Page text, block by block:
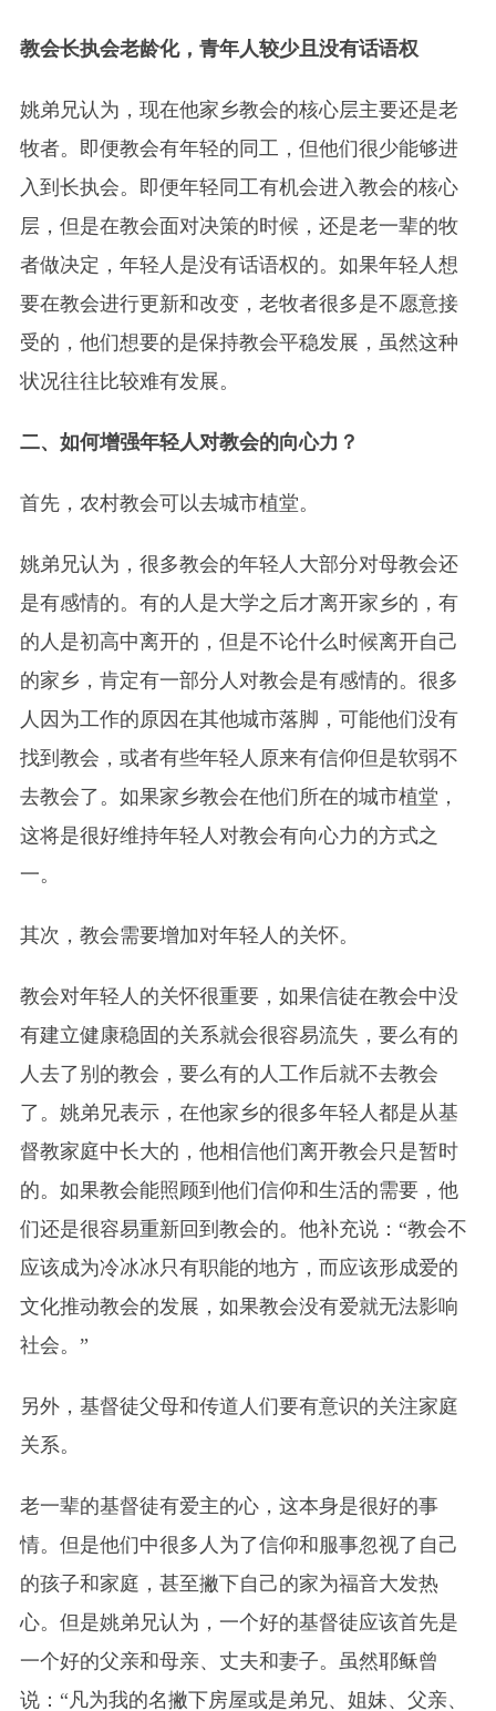
教会长执会老龄化，青年人较少且没有话语权
姚弟兄认为，现在他家乡教会的核心层主要还是老
牧者。即便教会有年轻的同工，但他们很少能够进
入到长执会。即便年轻同工有机会进入教会的核心
层，但是在教会面对决策的时候，还是老一辈的牧
者做决定，年轻人是没有话语权的。如果年轻人想
要在教会进行更新和改变，老牧者很多是不愿意接
受的，他们想要的是保持教会平稳发展，虽然这种
状况往往比较难有发展。
二、如何增强年轻人对教会的向心力？
首先，农村教会可以去城市植堂。
姚弟兄认为，很多教会的年轻人大部分对母教会还
是有感情的。有的人是大学之后才离开家乡的，有
的人是初高中离开的，但是不论什么时候离开自己
的家乡，肯定有一部分人对教会是有感情的。很多
人因为工作的原因在其他城市落脚，可能他们没有
找到教会，或者有些年轻人原来有信仰但是软弱不
去教会了。如果家乡教会在他们所在的城市植堂，
这将是很好维持年轻人对教会有向心力的方式之
一。
其次，教会需要增加对年轻人的关怀。
教会对年轻人的关怀很重要，如果信徒在教会中没
有建立健康稳固的关系就会很容易流失，要么有的
人去了别的教会，要么有的人工作后就不去教会
了。姚弟兄表示，在他家乡的很多年轻人都是从基
督教家庭中长大的，他相信他们离开教会只是暂时
的。如果教会能照顾到他们信仰和生活的需要，他
们还是很容易重新回到教会的。他补充说：“教会不
应该成为冷冰冰只有职能的地方，而应该形成爱的
文化推动教会的发展，如果教会没有爱就无法影响
社会。”
另外，基督徒父母和传道人们要有意识的关注家庭
关系。
老一辈的基督徒有爱主的心，这本身是很好的事
情。但是他们中很多人为了信仰和服事忽视了自己
的孩子和家庭，甚至撇下自己的家为福音大发热
心。但是姚弟兄认为，一个好的基督徒应该首先是
一个好的父亲和母亲、丈夫和妻子。虽然耶稣曾
说：“凡为我的名撇下房屋或是弟兄、姐妹、父亲、